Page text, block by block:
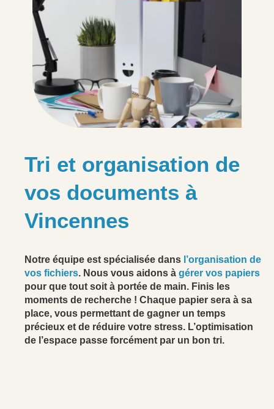
Tri et organisation de
vos documents à
Vincennes
Notre équipe est spécialisée dans l’organisation de
vos fichiers. Nous vous aidons à gérer vos papiers
pour que tout soit à portée de main. Finis les
moments de recherche ! Chaque papier sera à sa
place, vous permettant de gagner un temps
précieux et de réduire votre stress. L’optimisation
de l’espace passe forcément par un bon tri.